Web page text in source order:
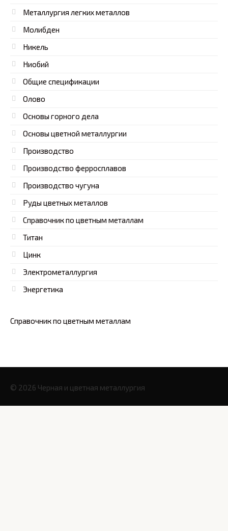
Металлургия легких металлов
Молибден
Никель
Ниобий
Общие спецификации
Олово
Основы горного дела
Основы цветной металлургии
Производство
Производство ферросплавов
Производство чугуна
Руды цветных металлов
Справочник по цветным металлам
Титан
Цинк
Электрометаллургия
Энергетика
Справочник по цветным металлам
© 2026 Черная и цветная металлургия